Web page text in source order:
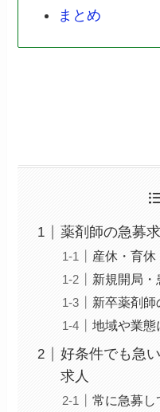
まとめ
薬剤師の急募
産休・育
新規開局・
新卒薬剤師
地域や業態
好条件でも急
求人
常に急募し